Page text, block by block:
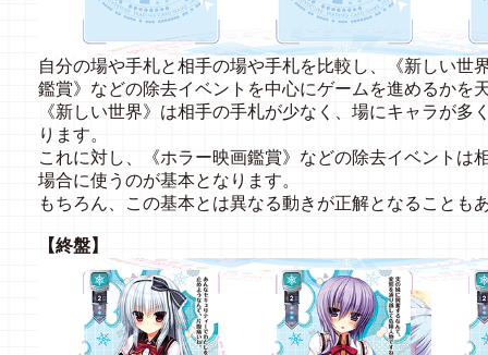
自分の場や手札と相手の場や手札を比較し、《新しい世
鑑賞》などの除去イベントを中心にゲームを進めるかを
《新しい世界》は相手の手札が少なく、場にキャラが
ります。
これに対し、《ホラー映画鑑賞》などの除去イベントは
場合に使うのが基本となります。
もちろん、この基本とは異なる動きが正解となることも
【終盤】